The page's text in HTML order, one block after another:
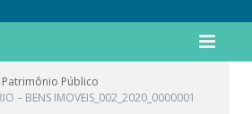
Público
– BENS IMOVEIS_002_2020_0000001